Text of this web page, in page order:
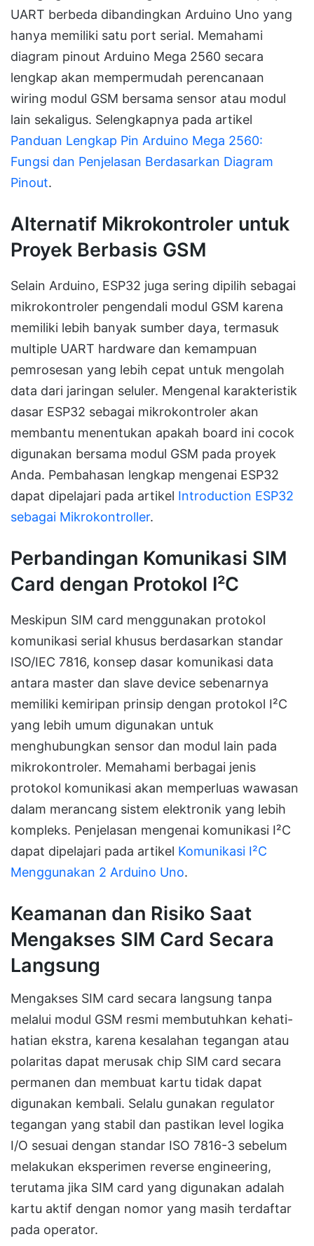
UART berbeda dibandingkan Arduino Uno yang
hanya memiliki satu port serial. Memahami
diagram pinout Arduino Mega 2560 secara
lengkap akan mempermudah perencanaan
wiring modul GSM bersama sensor atau modul
lain sekaligus. Selengkapnya pada artikel
Panduan Lengkap Pin Arduino Mega 2560:
Fungsi dan Penjelasan Berdasarkan Diagram
Pinout.
Alternatif Mikrokontroler untuk
Proyek Berbasis GSM
Selain Arduino, ESP32 juga sering dipilih sebagai
mikrokontroler pengendali modul GSM karena
memiliki lebih banyak sumber daya, termasuk
multiple UART hardware dan kemampuan
pemrosesan yang lebih cepat untuk mengolah
data dari jaringan seluler. Mengenal karakteristik
dasar ESP32 sebagai mikrokontroler akan
membantu menentukan apakah board ini cocok
digunakan bersama modul GSM pada proyek
Anda. Pembahasan lengkap mengenai ESP32
dapat dipelajari pada artikel Introduction ESP32
sebagai Mikrokontroller.
Perbandingan Komunikasi SIM
Card dengan Protokol I²C
Meskipun SIM card menggunakan protokol
komunikasi serial khusus berdasarkan standar
ISO/IEC 7816, konsep dasar komunikasi data
antara master dan slave device sebenarnya
memiliki kemiripan prinsip dengan protokol I²C
yang lebih umum digunakan untuk
menghubungkan sensor dan modul lain pada
mikrokontroler. Memahami berbagai jenis
protokol komunikasi akan memperluas wawasan
dalam merancang sistem elektronik yang lebih
kompleks. Penjelasan mengenai komunikasi I²C
dapat dipelajari pada artikel Komunikasi I²C
Menggunakan 2 Arduino Uno.
Keamanan dan Risiko Saat
Mengakses SIM Card Secara
Langsung
Mengakses SIM card secara langsung tanpa
melalui modul GSM resmi membutuhkan kehati-
hatian ekstra, karena kesalahan tegangan atau
polaritas dapat merusak chip SIM card secara
permanen dan membuat kartu tidak dapat
digunakan kembali. Selalu gunakan regulator
tegangan yang stabil dan pastikan level logika
I/O sesuai dengan standar ISO 7816-3 sebelum
melakukan eksperimen reverse engineering,
terutama jika SIM card yang digunakan adalah
kartu aktif dengan nomor yang masih terdaftar
pada operator.